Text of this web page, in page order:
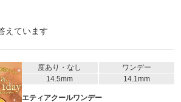
えています
度あり・なし
ワンデー
14.5mm
14.1mm
エティアクールワンデー